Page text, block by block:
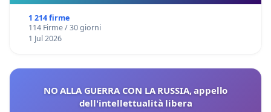
1 214 firme
114 Firme / 30 giorni
1 Jul 2026
NO ALLA GUERRA CON LA RUSSIA, appello
dell'intellettualità libera